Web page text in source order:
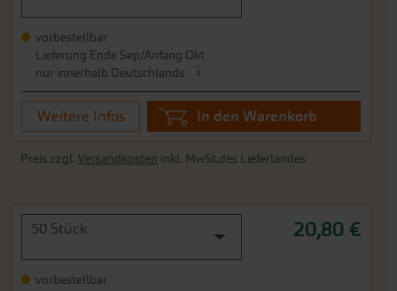
vorbestellbar
Lieferung Ende Sep/Anfang Okt
nur innerhalb Deutschlands
i
Weitere Infos In den Warenkorb
Preis zzgl.Versandkosten inkl. MwSt.des Lieferlandes
50 Stück 20,80 €
vorbestellbar